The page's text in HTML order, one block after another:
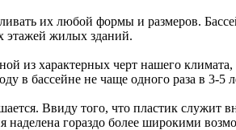
их любой формы и размеров.
этажей жилых зданий.
из характерных черт нашего
в бассейне не чаще одного раза в 3-5
Ввиду того, что пластик служит
гораздо более широкими